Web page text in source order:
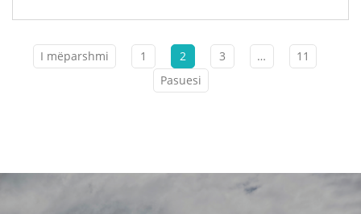
I mëparshmi 1 2 3 …
11
Pasuesi